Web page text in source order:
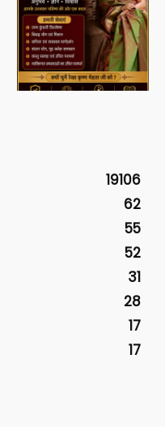
19106
62
55
52
31
28
17
17